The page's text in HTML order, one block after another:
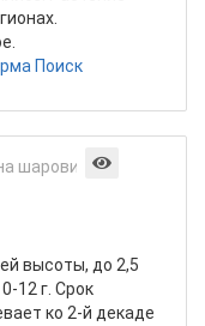
Поиск
высоты, до 2,5
12 г. Срок
ко 2-й декаде